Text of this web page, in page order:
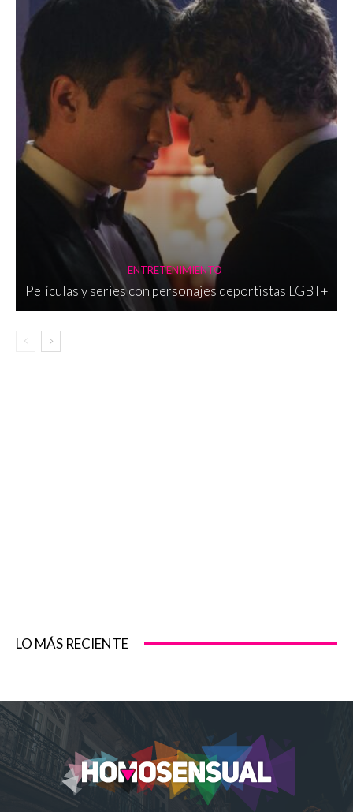
ENTRETENIMIENTO
Películas y series con personajes deportistas LGBT+
LO MÁS RECIENTE